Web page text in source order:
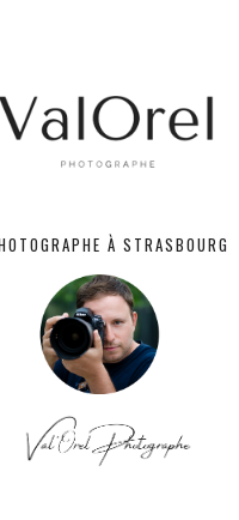
À STRASBOURG